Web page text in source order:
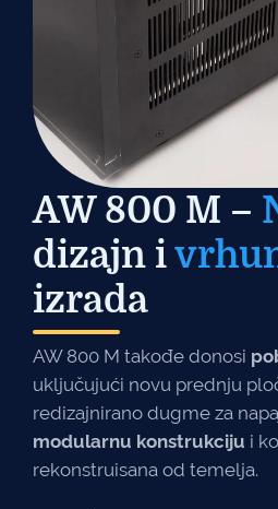
AW 800 M –
dizajn i
izrada
AW 800 M takođe donosi
uključujući novu prednju
redizajnirano dugme za
modularnu konstrukciju i
rekonstruisana od temelja.